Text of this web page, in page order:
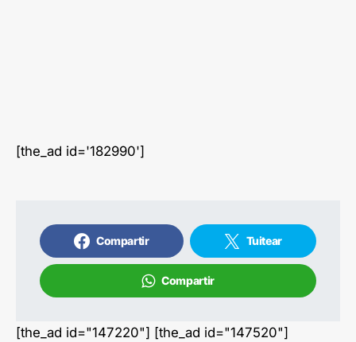
[the_ad id='182990']
Compartir Tuitear
Compartir
[the_ad id="147220"] [the_ad id="147520"]